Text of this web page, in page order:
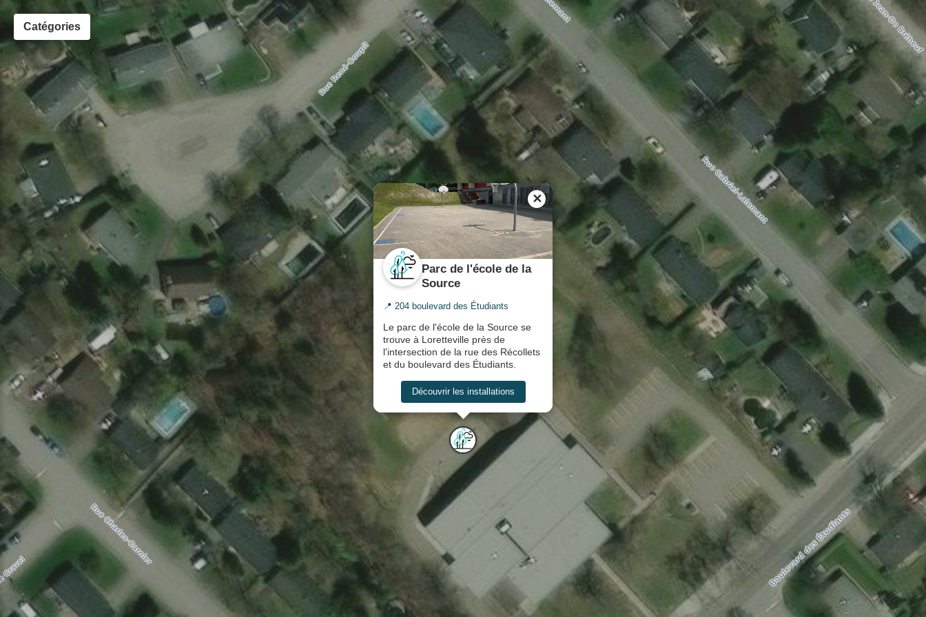
✕
Parc de l'école de la
Source
📍 204 boulevard des Étudiants
Le parc de l'école de la Source se
trouve à Loretteville près de
l'intersection de la rue des Récollets
et du boulevard des Étudiants.
Découvrir les installations
Catégories